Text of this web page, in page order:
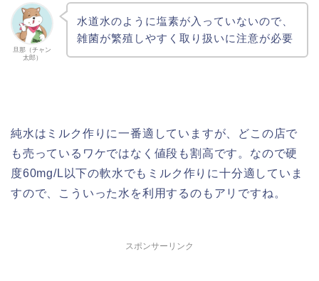
旦那（チャン
太郎）
水道水のように塩素が入っていないので、
雑菌が繁殖しやすく取り扱いに注意が必要
純水はミルク作りに一番適していますが、どこの店で
も売っているワケではなく値段も割高です。なので硬
度60mg/L以下の軟水でもミルク作りに十分適していま
すので、こういった水を利用するのもアリですね。
スポンサーリンク